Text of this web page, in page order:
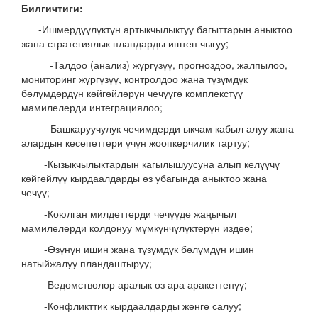
Билгичтиги:
-Ишмердүүлүктүн артыкчылыктуу багыттарын аныктоо
жана стратегиялык пландарды иштеп чыгуу;
-Талдоо (анализ) жүргүзүү, прогноздоо, жалпылоо,
мониторинг жүргүзүү, контролдоо жана түзүмдүк
бөлүмдөрдүн көйгөйлөрүн чечүүгө комплекстүү
мамилелерди интеграциялоо;
-Башкаруучулук чечимдерди ыкчам кабыл алуу жана
алардын кесепеттери үчүн жоопкерчилик тартуу;
-Кызыкчылыктардын кагылышуусуна алып келүүчү
көйгөйлүү кырдаалдарды өз убагында аныктоо жана
чечүү;
-Коюлган милдеттерди чечүүдө жаңычыл
мамилелерди колдонуу мүмкүнчүлүктөрүн издөө;
-Өзүнүн ишин жана түзүмдүк бөлүмдүн ишин
натыйжалуу пландаштыруу;
-Ведомстволор аралык өз ара аракеттенүү;
-Конфликттик кырдаалдарды жөнгө салуу;